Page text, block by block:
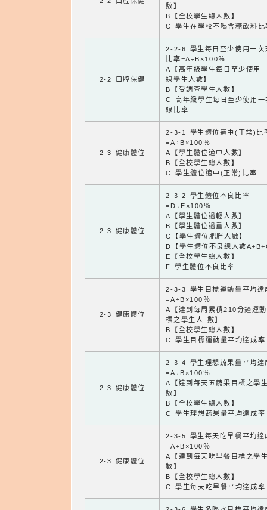
數】
B【全校學生總人數】
C 學生在學校不喝含糖飲料比
2-2 口腔保健
2-2-6 學生每日至少使用一次
比率=A÷B×100％
A【高年級學生每日至少使用
線學生人數】
B【受調查學生人數】
C 高年級學生每日至少使用一
線比率
2-3 健康體位
2-3-1 學生體位適中(正常)比
=A÷B×100％
A【學生體位適中人數】
B【全校學生總人數】
C 學生體位適中(正常)比率
2-3 健康體位
2-3-2 學生體位不良比率
=D÷E×100％
A【學生體位過輕人數】
B【學生體位過重人數】
C【學生體位肥胖人數】
D【學生體位不良總人數
E【全校學生總人數】
F 學生體位不良比率
2-3 健康體位
2-3-3 學生目標運動量平均達
=A÷B×100％
A【達到每周累積210分鐘運
標之學生人 數】
B【全校學生總人數】
C 學生目標運動量平均達成率
2-3 健康體位
2-3-4 學生理想蔬果量平均達
=A÷B×100％
A【達到每天五蔬果目標之學
數】
B【全校學生總人數】
C 學生理想蔬果量平均達成率
2-3 健康體位
2-3-5 學生每天吃早餐平均達
=A÷B×100％
A【達到每天吃早餐目標之學
數】
B【全校學生總人數】
C 學生每天吃早餐平均達成率